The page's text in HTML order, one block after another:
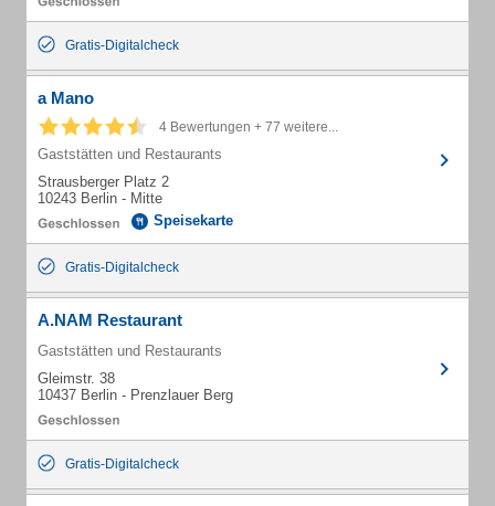
Gratis-Digitalcheck
a Mano
4 Bewertungen + 77 weitere...
Gaststätten und Restaurants
Strausberger Platz 2
10243 Berlin - Mitte
Speisekarte
Gratis-Digitalcheck
A.NAM Restaurant
Gaststätten und Restaurants
Gleimstr. 38
10437 Berlin - Prenzlauer Berg
Gratis-Digitalcheck